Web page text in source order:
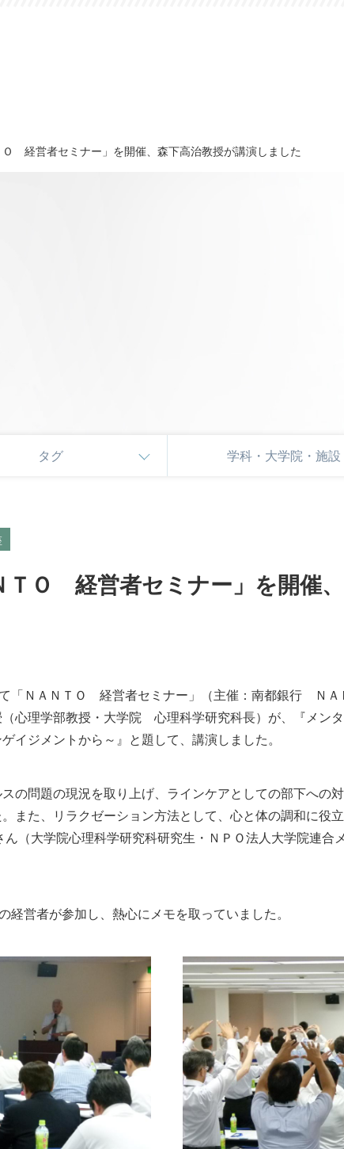
Ｏ 経営者セミナー」を開催、森下高治教授が講演しました
タグ 学科・大学院・施設
ＴＯ 経営者セミナー」を開催
「ＮＡＮＴＯ 経営者セミナー」（主催：南都銀行 Ｎ
心理学部教授・大学院 心理科学研究科長）が、『メン
イジメントから～』と題して、講演しました。
の問題の現況を取り上げ、ラインケアとしての部下への
また、リラクゼーション方法として、心と体の調和に役
ん（大学院心理科学研究科研究生・ＮＰＯ法人大学院連
営者が参加し、熱心にメモを取っていました。